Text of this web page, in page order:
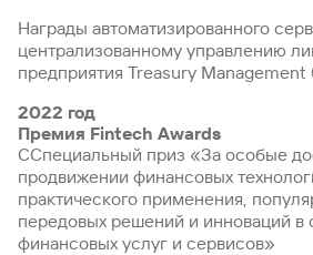
Награды автоматизированного
централизованному управлению
предприятия Treasury Management
2022 год
Премия Fintech Awards
ССпециальный приз «За особые
продвижении финансовых
практического применения,
передовых решений и инноваций в
финансовых услуг и сервисов»